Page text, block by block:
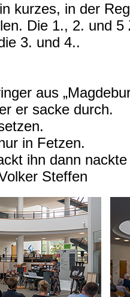
kurzes, in der
Die 1., 2. und 5
3. und 4..
aus
er sacke durch.
in Fetzen.
ihn dann
Steffen